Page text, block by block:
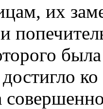
их
была